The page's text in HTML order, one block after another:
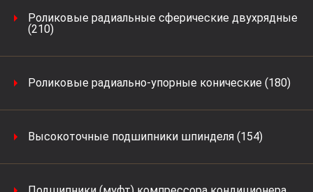
Роликовые радиальные сферические двухрядные
(210)
Роликовые радиально-упорные конические (180)
Высокоточные подшипники шпинделя (154)